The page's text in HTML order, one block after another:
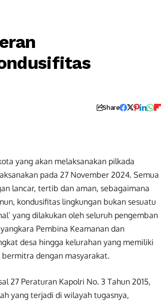
Share
yang akan melaksanakan pilkada
pada 27 November 2024. Semua
lancar, tertib dan aman, sebagaimana
kondusifitas lingkungan bukan sesuatu
yang dilakukan oleh seluruh pengemban
Pembina Keamanan dan
desa hingga kelurahan yang memiliki
dengan masyarakat.
27 Peraturan Kapolri No. 3 Tahun 2015,
yang terjadi di wilayah tugasnya,